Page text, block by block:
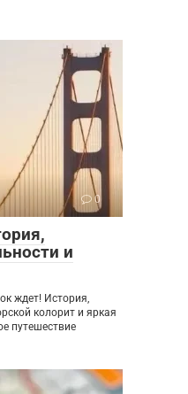
0
и
ждет! История,
колорит и яркая
путешествие